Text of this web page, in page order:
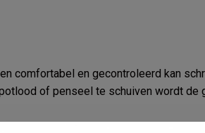
comfortabel en gecontroleerd kan
of penseel te schuiven wordt de